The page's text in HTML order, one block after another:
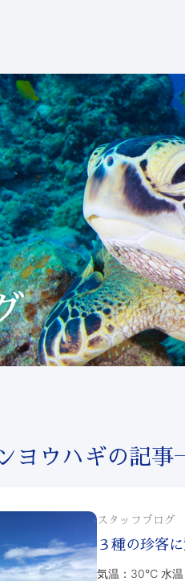
ヨウハギの記事
スタッフブログ
３種の珍客
気温：30℃ 水温